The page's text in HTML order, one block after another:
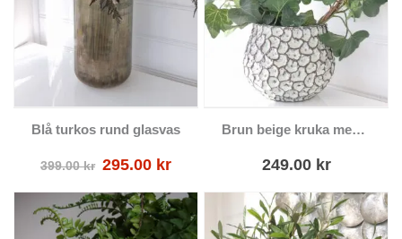
Blå turkos rund glasvas
399.00kr Det
priset
var:
399.00 kr.
295.00 krDet
priset
är:
295.00 kr.
Brun beige kruka med dekor
249.00 kr